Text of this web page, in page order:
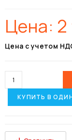
Цена:
Цена с учетом
КУПИТЬ В